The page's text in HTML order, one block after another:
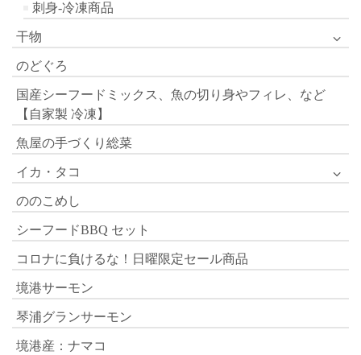
刺身-冷凍商品
干物
のどぐろ
国産シーフードミックス、魚の切り身やフィレ、など
【自家製 冷凍】
魚屋の手づくり総菜
イカ・タコ
ののこめし
シーフードBBQ セット
コロナに負けるな！日曜限定セール商品
境港サーモン
琴浦グランサーモン
境港産：ナマコ